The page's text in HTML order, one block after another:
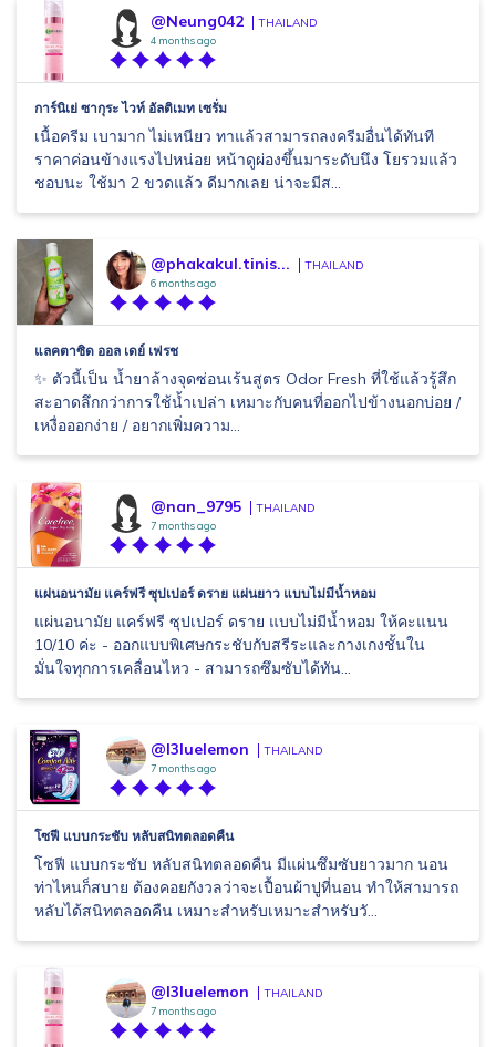
@Neung042 THAILAND
4 months ago
การ์นิเย่ ซากุระ ไวท์ อัลติเมท เซรั่ม
เนื้อครีม เบามาก ไม่เหนียว ทาแล้วสามารถลงครีมอื่นได้ทันที
ราคาค่อนข้างแรงไปหน่อย หน้าดูผ่องขึ้นมาระดับนึง โยรวมแล้ว
ชอบนะ ใช้มา 2 ขวดแล้ว ดีมากเลย น่าจะมีส...
@phakakul.tinis... THAILAND
6 months ago
แลคตาซิด ออล เดย์ เฟรช
✨ ตัวนี้เป็น น้ำยาล้างจุดซ่อนเร้นสูตร Odor Fresh ที่ใช้แล้วรู้สึก
สะอาดลึกกว่าการใช้น้ำเปล่า เหมาะกับคนที่ออกไปข้างนอกบ่อย /
เหงื่อออกง่าย / อยากเพิ่มความ...
@nan_9795 THAILAND
7 months ago
แผ่นอนามัย แคร์ฟรี ซุปเปอร์ ดราย แผ่นยาว แบบไม่มีน้ำหอม
แผ่นอนามัย แคร์ฟรี ซุปเปอร์ ดราย แบบไม่มีน้ำหอม ให้คะแนน
10/10 ค่ะ - ออกแบบพิเศษกระชับกับสรีระและกางเกงชั้นใน
มั่นใจทุกการเคลื่อนไหว - สามารถซึมซับได้ทัน...
@l3luelemon THAILAND
7 months ago
โซฟี แบบกระชับ หลับสนิทตลอดคืน
โซฟี แบบกระชับ หลับสนิทตลอดคืน มีแผ่นซึมซับยาวมาก นอน
ท่าไหนก็สบาย ต้องคอยกังวลว่าจะเปื้อนผ้าปูที่นอน ทำให้สามารถ
หลับได้สนิทตลอดคืน เหมาะสำหรับเหมาะสำหรับวั...
@l3luelemon THAILAND
7 months ago